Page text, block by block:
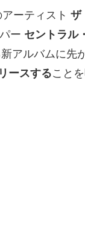
ーティスト ザ
ー セントラル
アルバムに先
ースすること